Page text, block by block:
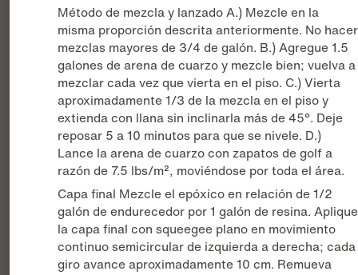
Método de mezcla y lanzado A.) Mezcle en la
misma proporción descrita anteriormente. No hacer
mezclas mayores de 3/4 de galón. B.) Agregue 1.5
galones de arena de cuarzo y mezcle bien; vuelva a
mezclar cada vez que vierta en el piso. C.) Vierta
aproximadamente 1/3 de la mezcla en el piso y
extienda con llana sin inclinarla más de 45°. Deje
reposar 5 a 10 minutos para que se nivele. D.)
Lance la arena de cuarzo con zapatos de golf a
razón de 7.5 lbs/m², moviéndose por toda el área.
Capa final Mezcle el epóxico en relación de 1/2
galón de endurecedor por 1 galón de resina. Aplique
la capa final con squeegee plano en movimiento
continuo semicircular de izquierda a derecha; cada
giro avance aproximadamente 10 cm. Remueva